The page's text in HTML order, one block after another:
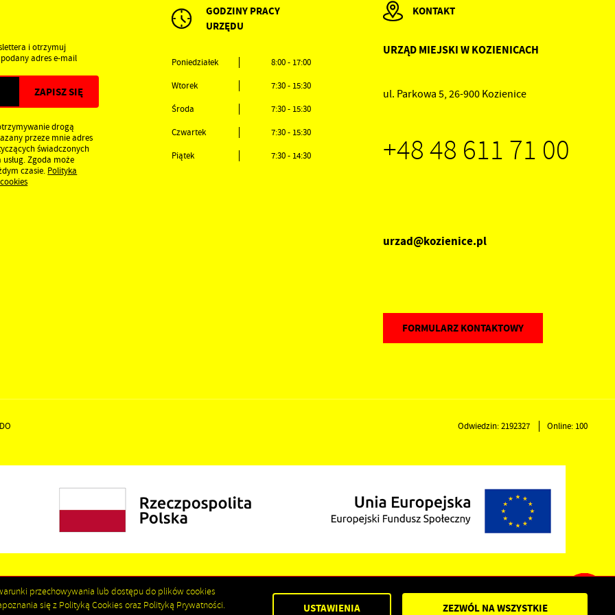
i otrzymuj
adres e-mail
drogą
przeze mnie adres
świadczonych
Zgoda może
czasie. Polityka
GODZINY PRACY
URZĘDU
Poniedziałek 8:00 - 17:00
Wtorek 7:30 - 15:30
Środa 7:30 - 15:30
Czwartek 7:30 - 15:30
Piątek 7:30 - 14:30
KONTAKT
URZĄD MIEJSKI W KOZIENICACH
ul. Parkowa 5, 26-900 Kozienice
+48 48 611 71 00
urzad@kozienice.pl
FORMULARZ KONTAKTOWY
Odwiedzin: 2192327 Online: 100
Powered by2ClickPortal®- Portale nowej generacji
przechowywania lub dostępu do plików cookies
się z Polityką Cookies oraz Polityką Prywatności.
USTAWIENIA ZEZWÓL NA WSZYSTKIE